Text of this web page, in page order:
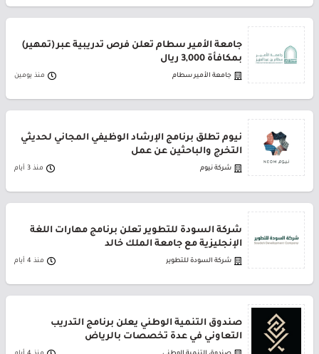
جامعة الأمير سطام تعلن فرص تدريبية عبر (تمهير)
بمكافأة 3,000 ريال
جامعة الأمير سطام منذ يومين
نيوم تطلق برنامج الإرشاد الوظيفي المجاني لحديثي
التخرج والباحثين عن عمل
شركة نيوم منذ 3 أيام
شركة السودة للتطوير تعلن برنامج مهارات اللغة
الإنجليزية مع جامعة الملك خالد
شركة السودة للتطوير منذ 4 أيام
صندوق التنمية الوطني يعلن برنامج التدريب
التعاوني في عدة تخصصات بالرياض